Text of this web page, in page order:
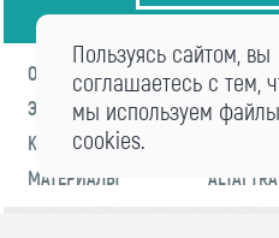
О ФОРУМЕ
ЭКСПЕРТЫ
НОВОСТИ
КОНТАКТЫ
МАТЕРИАЛЫ
ALTAI
Пользуясь сайтом, вы
соглашаетесь с тем,
мы используем файлы
cookies.